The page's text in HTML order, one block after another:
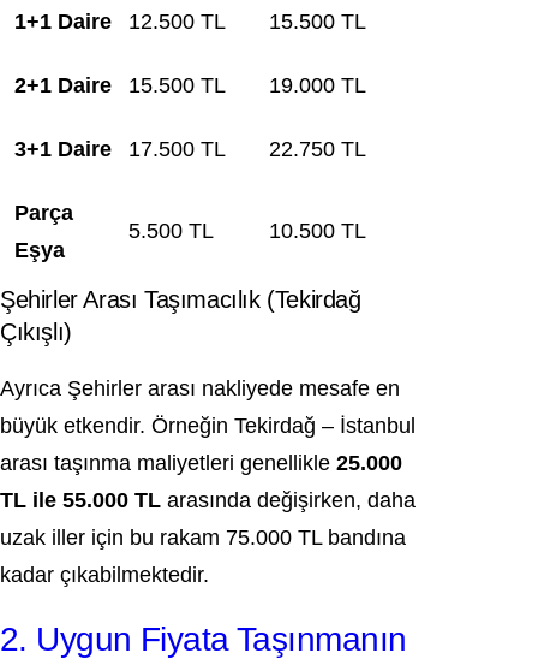
1+1 Daire 12.500 TL 15.500 TL
2+1 Daire 15.500 TL 19.000 TL
3+1 Daire 17.500 TL 22.750 TL
Parça
Eşya
5.500 TL 10.500 TL
Şehirler Arası Taşımacılık (Tekirdağ
Çıkışlı)
Ayrıca Şehirler arası nakliyede mesafe en
büyük etkendir. Örneğin Tekirdağ – İstanbul
arası taşınma maliyetleri genellikle 25.000
TL ile 55.000 TL arasında değişirken, daha
uzak iller için bu rakam 75.000 TL bandına
kadar çıkabilmektedir.
2. Uygun Fiyata Taşınmanın